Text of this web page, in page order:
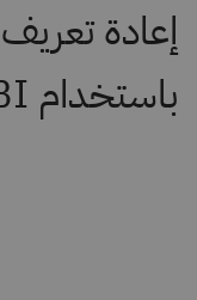
إعادة
باستخدام IBM® watsonx BI